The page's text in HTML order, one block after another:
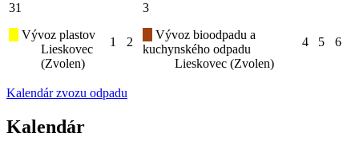
31
Vývoz plastov
Lieskovec
(Zvolen)
1 2
3
Vývoz bioodpadu a
kuchynského odpadu
Lieskovec (Zvolen)
4 5 6
Kalendár zvozu odpadu
Kalendár